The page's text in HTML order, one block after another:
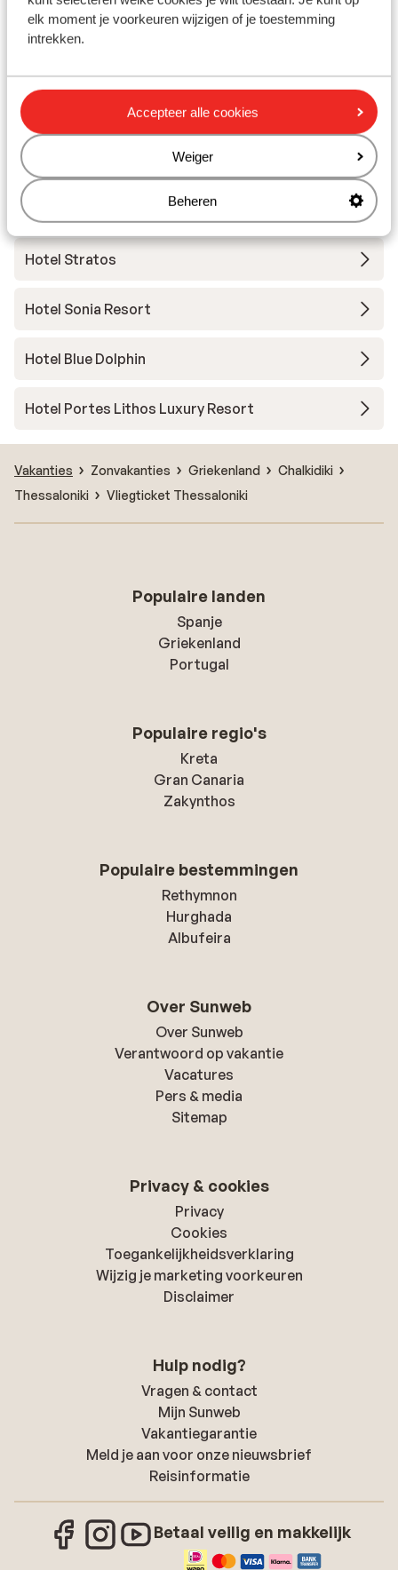
elk moment je voorkeuren wijzigen of je toestemming
intrekken.
Accepteer alle cookies
Weiger
Beheren
Hotel Kassandra Palace Seaside Resort
Ammon Zeus Hotel
Hotel Blue Lagoon Queen
Hotel Flegra Palace
Hotel Stratos
Hotel Sonia Resort
Hotel Blue Dolphin
Hotel Portes Lithos Luxury Resort
Vakanties Zonvakanties Griekenland
Chalkidiki
Thessaloniki
Vliegticket Thessaloniki
Populaire landen
Spanje
Griekenland
Portugal
Populaire regio's
Kreta
Gran Canaria
Zakynthos
Populaire bestemmingen
Rethymnon
Hurghada
Albufeira
Over Sunweb
Over Sunweb
Verantwoord op vakantie
Vacatures
Pers & media
Sitemap
Privacy & cookies
Privacy
Cookies
Toegankelijkheidsverklaring
Wijzig je marketing voorkeuren
Disclaimer
Hulp nodig?
Vragen & contact
Mijn Sunweb
Vakantiegarantie
Meld je aan voor onze nieuwsbrief
Reisinformatie
Betaal veilig en makkelijk